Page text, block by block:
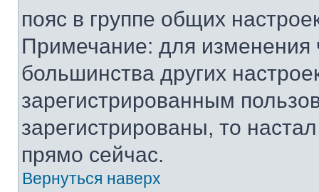
пояс в группе общих
Примечание: для изменения
большинства других
зарегистрированным
зарегистрированы, то
прямо сейчас.
Вернуться наверх